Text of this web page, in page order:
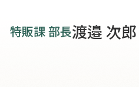
特販課 部長渡邉 次郎